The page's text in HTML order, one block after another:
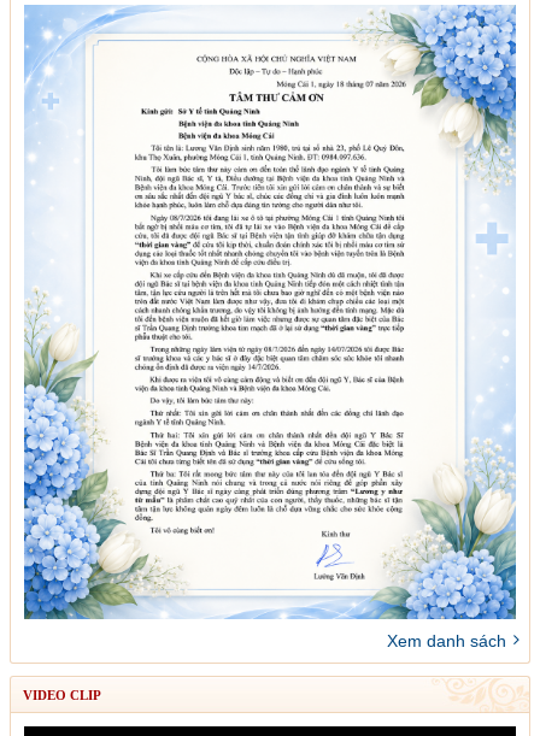
Xem danh sách
VIDEO CLIP